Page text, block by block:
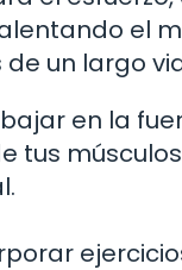
el
un largo
en la
tus